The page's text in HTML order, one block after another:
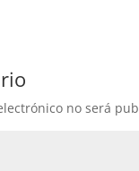
no será